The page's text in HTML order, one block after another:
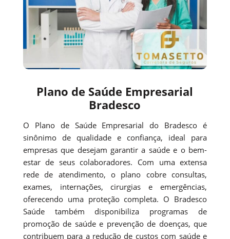
Plano de Saúde Empresarial
Bradesco
O Plano de Saúde Empresarial do Bradesco é
sinônimo de qualidade e confiança, ideal para
empresas que desejam garantir a saúde e o bem-
estar de seus colaboradores. Com uma extensa
rede de atendimento, o plano cobre consultas,
exames, internações, cirurgias e emergências,
oferecendo uma proteção completa. O Bradesco
Saúde também disponibiliza programas de
promoção de saúde e prevenção de doenças, que
contribuem para a redução de custos com saúde e